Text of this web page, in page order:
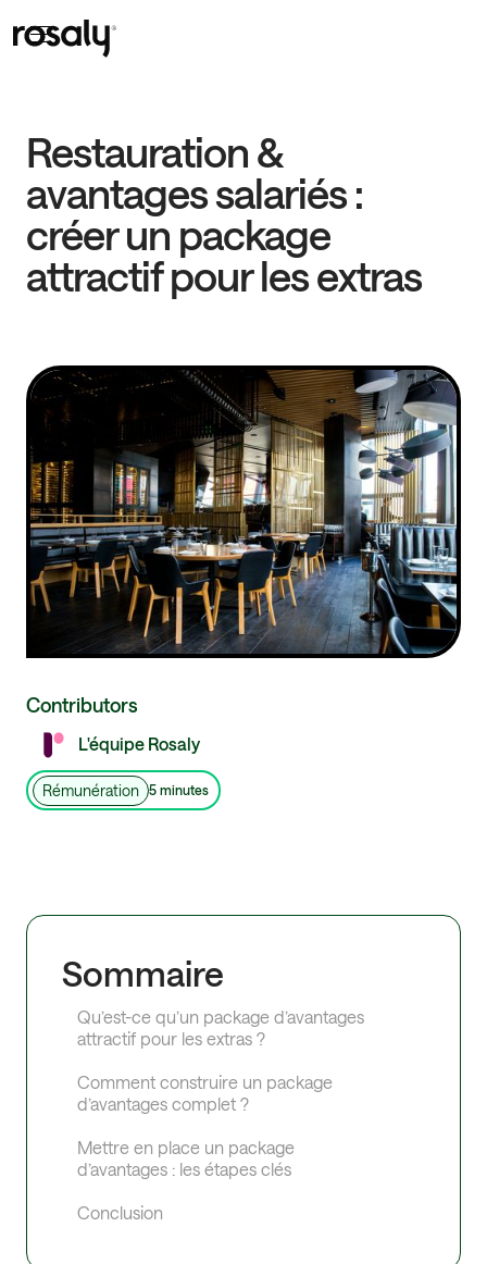
Restauration &
avantages salariés :
créer un package
attractif pour les extras
Contributors
L'équipe Rosaly
Rémunération 5 minutes
Sommaire
Qu’est-ce qu’un package d’avantages
attractif pour les extras ?
Comment construire un package
d’avantages complet ?
Mettre en place un package
d’avantages : les étapes clés
Conclusion